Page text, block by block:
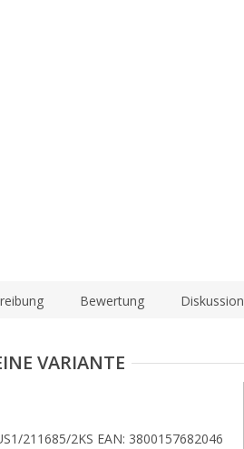
Bewertung Diskussion
211685/2KS EAN: 3800157682046